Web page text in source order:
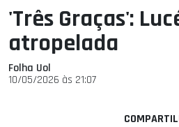
'Três Graças':
atropelada
Folha Uol
10/05/2026 às 21:07